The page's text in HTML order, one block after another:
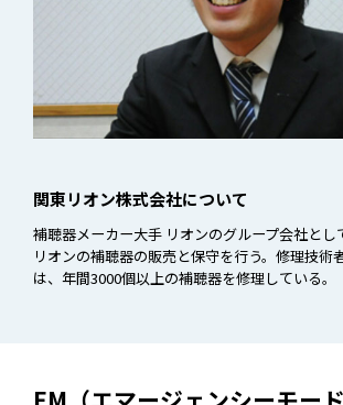
関東リオン株式会社について
補聴器メーカー大手 リオンのグループ会社とし
リオンの補聴器の販売と保守を行う。修理技術
は、年間3000個以上の補聴器を修理している。